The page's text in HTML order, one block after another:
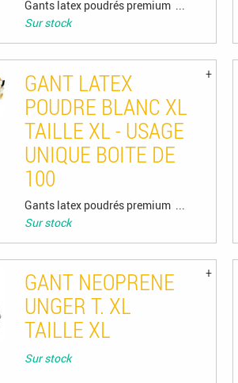
Gants latex poudrés premium ...
Sur stock
GANT LATEX
POUDRE BLANC XL
TAILLE XL - USAGE
UNIQUE BOITE DE
100
Gants latex poudrés premium ...
Sur stock
GANT NEOPRENE
UNGER T. XL
TAILLE XL
Sur stock